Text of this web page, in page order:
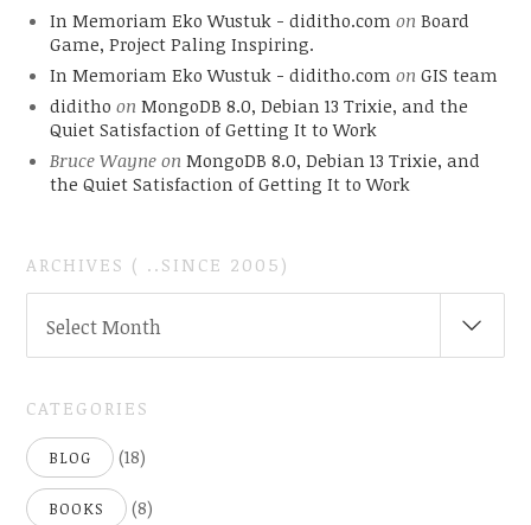
In Memoriam Eko Wustuk - diditho.com on Board
Game, Project Paling Inspiring.
In Memoriam Eko Wustuk - diditho.com on GIS team
diditho on MongoDB 8.0, Debian 13 Trixie, and the
Quiet Satisfaction of Getting It to Work
Bruce Wayneon MongoDB 8.0, Debian 13 Trixie, and
the Quiet Satisfaction of Getting It to Work
ARCHIVES ( ..SINCE 2005)
Select Month
CATEGORIES
BLOG (18)
BOOKS (8)